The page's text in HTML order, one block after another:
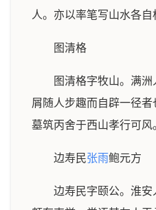
人。亦以率笔写山水各自
图清格
图清格字牧山。满
屑随人步趣而自辟一径
墓筑丙舍于西山孝行可风
边寿民张雨鲍元方
边寿民字颐公。淮安